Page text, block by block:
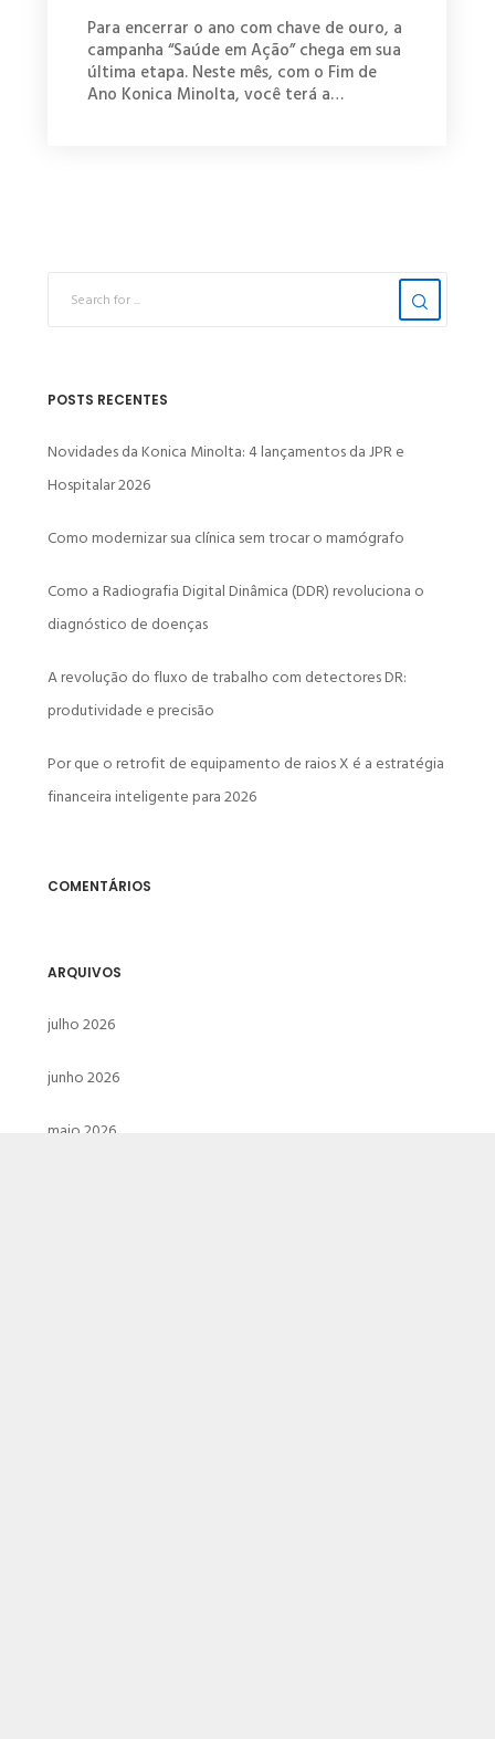
Para encerrar o ano com chave de ouro, a
campanha “Saúde em Ação” chega em sua
última etapa. Neste mês, com o Fim de
Ano Konica Minolta, você terá a…
POSTS RECENTES
Novidades da Konica Minolta: 4 lançamentos da JPR e
Hospitalar 2026
Como modernizar sua clínica sem trocar o mamógrafo
Como a Radiografia Digital Dinâmica (DDR) revoluciona o
diagnóstico de doenças
A revolução do fluxo de trabalho com detectores DR:
produtividade e precisão
Por que o retrofit de equipamento de raios X é a estratégia
financeira inteligente para 2026
COMENTÁRIOS
ARQUIVOS
julho 2026
junho 2026
maio 2026